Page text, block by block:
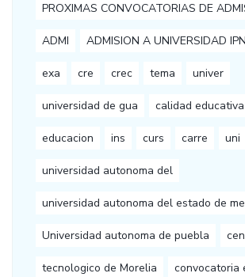
PROXIMAS CONVOCATORIAS DE
ADMI ADMISION A UNIVERSIDAD IPN
exa cre crec tema univer
universidad de gua calidad educativa
educacion ins curs carre uni
universidad autonoma del
universidad autonoma del estado de
Universidad autonoma de puebla
tecnologico de Morelia convocatoria